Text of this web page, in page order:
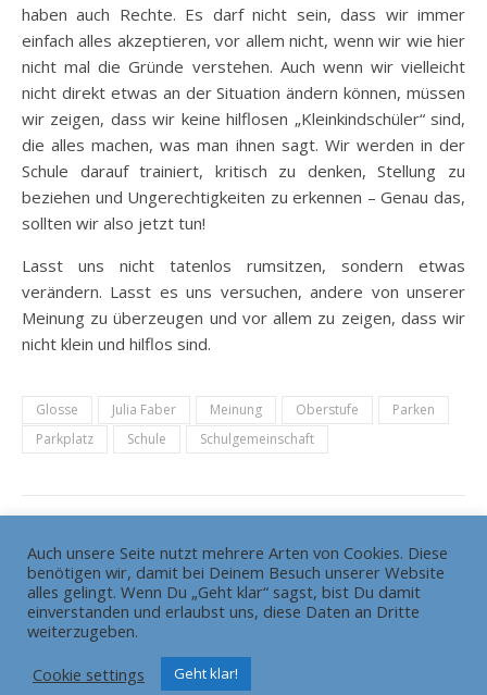
haben auch Rechte. Es darf nicht sein, dass wir immer
einfach alles akzeptieren, vor allem nicht, wenn wir wie hier
nicht mal die Gründe verstehen. Auch wenn wir vielleicht
nicht direkt etwas an der Situation ändern können, müssen
wir zeigen, dass wir keine hilflosen „Kleinkindschüler“ sind,
die alles machen, was man ihnen sagt. Wir werden in der
Schule darauf trainiert, kritisch zu denken, Stellung zu
beziehen und Ungerechtigkeiten zu erkennen – Genau das,
sollten wir also jetzt tun!
Lasst uns nicht tatenlos rumsitzen, sondern etwas
verändern. Lasst es uns versuchen, andere von unserer
Meinung zu überzeugen und vor allem zu zeigen, dass wir
nicht klein und hilflos sind.
Glosse Julia Faber Meinung Oberstufe
Parken
Parkplatz
Schule Schulgemeinschaft
Die Redaktion Grundsätze
HEADLINE gewinnt Bundesschülerzeitungswettbewerb
Pressemitteilung
Ashe Theme von
Auch unsere Seite nutzt mehrere Arten von Cookies. Diese
benötigen wir, damit bei Deinem Besuch unserer Website
alles gelingt. Wenn Du „Geht klar“ sagst, bist Du damit
einverstanden und erlaubst uns, diese Daten an Dritte
weiterzugeben.
Cookie settings
Geht klar!